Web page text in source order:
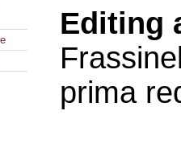
Editing
prima